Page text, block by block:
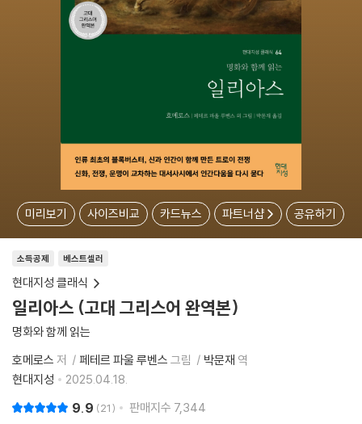
미리보기 사이즈비교 카드뉴스 파트너샵 공유하기
소득공제 베스트셀러
현대지성 클래식
일리아스 (고대 그리스어 완역본)
명화와 함께 읽는
호메로스 저 페테르 파울 루벤스 그림 박문재 역
현대지성
2025.04.18.
9.9 21 판매지수 7,344